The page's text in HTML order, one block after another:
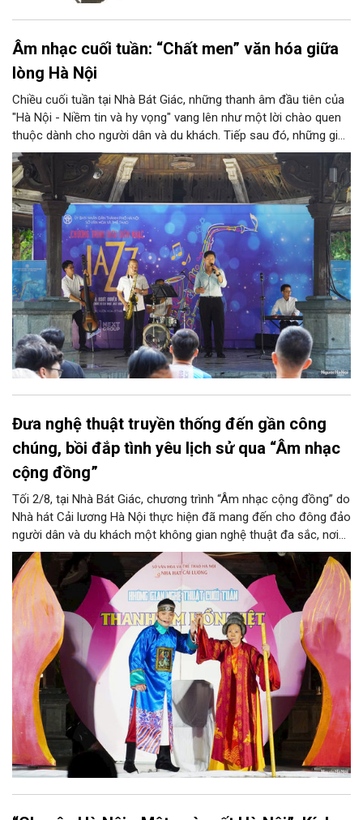
Âm nhạc cuối tuần: “Chất men” văn hóa giữa
lòng Hà Nội
Chiều cuối tuần tại Nhà Bát Giác, những thanh âm đầu tiên của
"Hà Nội - Niềm tin và hy vọng" vang lên như một lời chào quen
thuộc dành cho người dân và du khách. Tiếp sau đó, những giai
điệu jazz kinh điển của thế giới lần lượt cất lên qua phần biểu
diễn của NSƯT Quyền Văn Minh và các nghệ sĩ Bình Minh Jazz
Club, mở ra một không gian âm nhạc giàu cảm xúc ngay giữa
trung tâm Thủ đô.
Đưa nghệ thuật truyền thống đến gần công
chúng, bồi đắp tình yêu lịch sử qua “Âm nhạc
cộng đồng”
Tối 2/8, tại Nhà Bát Giác, chương trình “Âm nhạc cộng đồng” do
Nhà hát Cải lương Hà Nội thực hiện đã mang đến cho đông đảo
người dân và du khách một không gian nghệ thuật đa sắc, nơi
những làn điệu cải lương, ca cổ, tân cổ và các tiết mục múa
hòa quyện trong không gian của phố đi bộ hồ Hoàn Kiếm. Đặc
biệt, chương trình có sự giao lưu của các nghệ sĩ đến từ
phương Nam, góp phần tạo nên cuộc gặp gỡ nghệ thuật giàu
cảm xúc.